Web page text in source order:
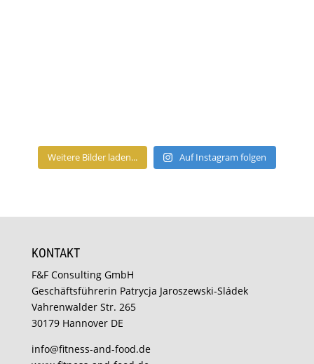
Weitere Bilder laden... Auf Instagram folgen
KONTAKT
F&F Consulting GmbH
Geschäftsführerin Patrycja Jaroszewski-Sládek
Vahrenwalder Str. 265
30179 Hannover DE
info@fitness-and-food.de